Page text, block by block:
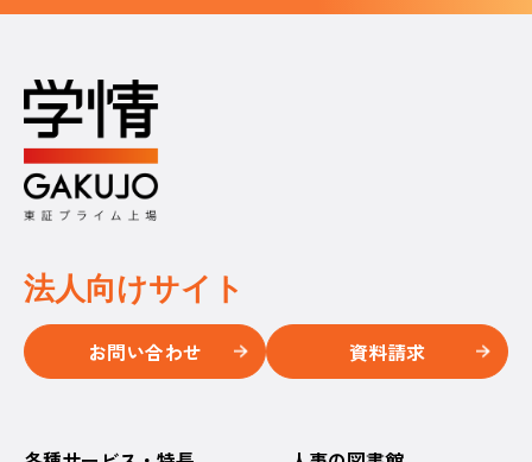
法人向けサイト
お問い合わせ 資料請求